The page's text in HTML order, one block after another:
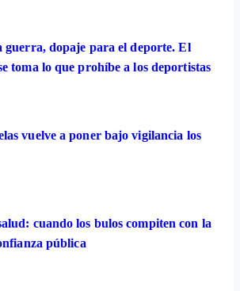
guerra, dopaje para el deporte. El
toma lo que prohíbe a los deportistas
vuelve a poner bajo vigilancia los
cuando los bulos compiten con la
pública